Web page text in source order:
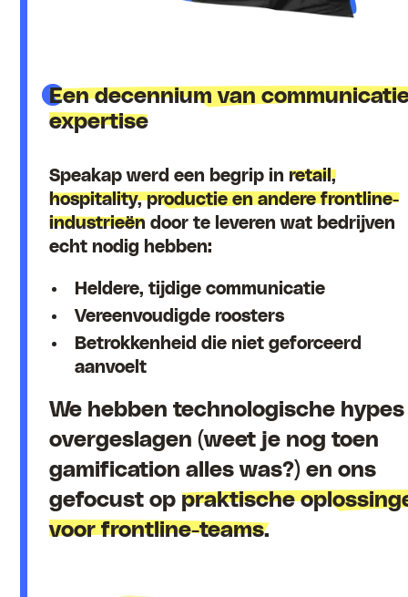
Een decennium van
expertise
Speakap werd een begrip inretail,
hospitality, productie en andere frontline-
industrieën door te leveren wat bedrijven
echt nodig hebben:
Heldere, tijdige communicatie
Vereenvoudigde roosters
Betrokkenheid die niet geforceerd
aanvoelt
We hebben technologische hypes
overgeslagen (weet je nog toen
gamification alles was?) en ons
gefocust oppraktische
voor frontline-teams.